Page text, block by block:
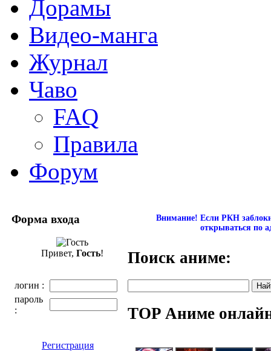
Дорамы
Видео-манга
Журнал
Чаво
FAQ
Правила
Форум
Форма входа
Привет, Гость!
логин :
пароль
:
Регистрация
Внимание! Если РКН
открываться по
Поиск аниме:
TOP Аниме